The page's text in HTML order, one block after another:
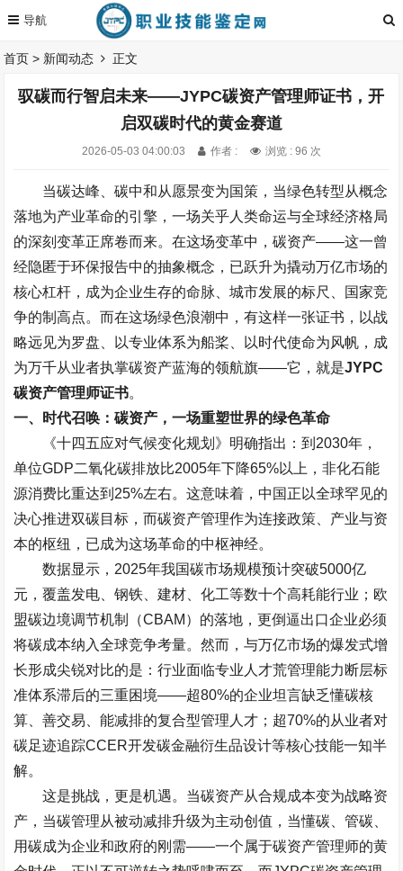
首页 > 新闻动态 正文
驭碳而行智启未来——JYPC碳资产管理师证书，开
启双碳时代的黄金赛道
2026-05-03 04:00:03 作者 : 浏览 : 96 次
当碳达峰、碳中和从愿景变为国策，当绿色转型从概念
落地为产业革命的引擎，一场关乎人类命运与全球经济格局
的深刻变革正席卷而来。在这场变革中，碳资产——这一曾
经隐匿于环保报告中的抽象概念，已跃升为撬动万亿市场的
核心杠杆，成为企业生存的命脉、城市发展的标尺、国家竞
争的制高点。而在这场绿色浪潮中，有这样一张证书，以战
略远见为罗盘、以专业体系为船桨、以时代使命为风帆，成
为万千从业者执掌碳资产蓝海的领航旗——它，就是JYPC
碳资产管理师证书。
一、时代召唤：碳资产，一场重塑世界的绿色革命
《十四五应对气候变化规划》明确指出：到 2030年，
单位GDP二氧化碳排放比2005年下降65%以上，非化石能
源消费比重达到 25%左右。这意味着，中国正以全球罕见的
决心推进双碳目标，而碳资产管理作为连接政策、产业与资
本的枢纽，已成为这场革命的中枢神经。
数据显示， 2025年我国碳市场规模预计突破5000亿
元，覆盖发电、钢铁、建材、化工等数十个高耗能行业；欧
盟碳边境调节机制（CBAM ）的落地，更倒逼出口企业必须
将碳成本纳入全球竞争考量。然而，与万亿市场的爆发式增
长形成尖锐对比的是：行业面临专业人才荒管理能力断层标
准体系滞后的三重困境——超80%的企业坦言缺乏懂碳核
算、善交易、能减排的复合型管理人才；超70%的从业者对
碳足迹追踪CCER开发碳金融衍生品设计等核心技能一知半
解。
这是挑战，更是机遇。当碳资产从合规成本变为战略资
产，当碳管理从被动减排升级为主动创值，当懂碳、管碳、
用碳成为企业和政府的刚需——一个属于碳资产管理师的黄